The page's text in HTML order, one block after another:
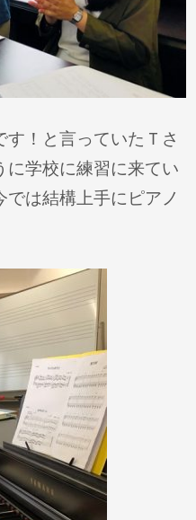
！と言っていたＴさ
に学校に練習に来てい
では結構上手にピアノ